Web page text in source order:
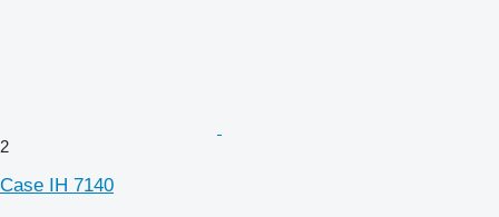
2
Case IH 7140